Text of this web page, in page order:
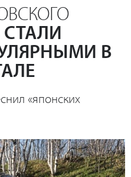
СТАЛИ
В
«японских